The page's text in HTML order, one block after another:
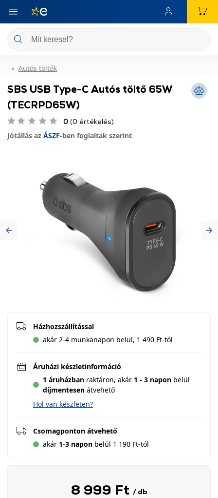
Autós töltők
SBS USB Type-C Autós töltő 65W
(TECRPD65W)
0 (0 értékelés)
Jótállás az ÁSZF-ben foglaltak szerint
Previous
Házhozszállítással
akár 2-4 munkanapon belül, 1 490 Ft-tól
Áruházi készletinformáció
1 áruházban raktáron, akár 1 - 3 napon belül
díjmentesen átvehető
Hol van készleten?
Csomagponton átvehető
akár 1-3 napon belül 1 190 Ft-tól
8 999 Ft / db